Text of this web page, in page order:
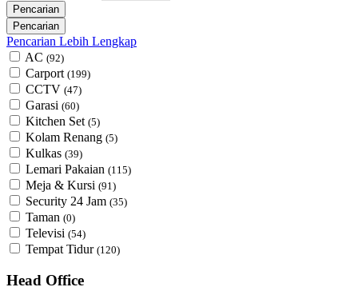
Pencarian Lebih Lengkap
AC (92)
Carport (199)
CCTV (47)
Garasi (60)
Kitchen Set (5)
Kolam Renang (5)
Kulkas (39)
Lemari Pakaian (115)
Meja & Kursi (91)
Security 24 Jam (35)
Taman (0)
Televisi (54)
Tempat Tidur (120)
Head Office